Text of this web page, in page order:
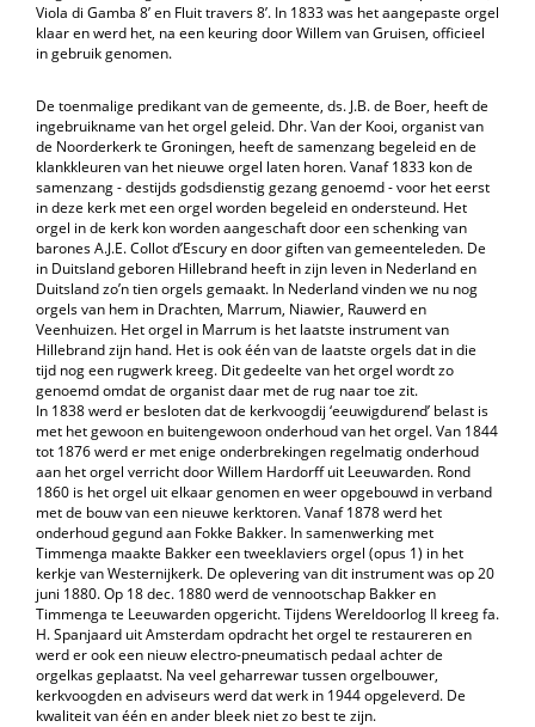
Viola di Gamba 8’ en Fluit travers 8’. In 1833 was het aangepaste orgel
klaar en werd het, na een keuring door Willem van Gruisen, officieel
in gebruik genomen.
De toenmalige predikant van de gemeente, ds. J.B. de Boer, heeft de
ingebruikname van het orgel geleid. Dhr. Van der Kooi, organist van
de Noorderkerk te Groningen, heeft de samenzang begeleid en de
klankkleuren van het nieuwe orgel laten horen. Vanaf 1833 kon de
samenzang - destijds godsdienstig gezang genoemd - voor het eerst
in deze kerk met een orgel worden begeleid en ondersteund. Het
orgel in de kerk kon worden aangeschaft door een schenking van
barones A.J.E. Collot d’Escury en door giften van gemeenteleden. De
in Duitsland geboren Hillebrand heeft in zijn leven in Nederland en
Duitsland zo’n tien orgels gemaakt. In Nederland vinden we nu nog
orgels van hem in Drachten, Marrum, Niawier, Rauwerd en
Veenhuizen. Het orgel in Marrum is het laatste instrument van
Hillebrand zijn hand. Het is ook één van de laatste orgels dat in die
tijd nog een rugwerk kreeg. Dit gedeelte van het orgel wordt zo
genoemd omdat de organist daar met de rug naar toe zit.
In 1838 werd er besloten dat de kerkvoogdij ‘eeuwigdurend’ belast is
met het gewoon en buitengewoon onderhoud van het orgel. Van 1844
tot 1876 werd er met enige onderbrekingen regelmatig onderhoud
aan het orgel verricht door Willem Hardorff uit Leeuwarden. Rond
1860 is het orgel uit elkaar genomen en weer opgebouwd in verband
met de bouw van een nieuwe kerktoren. Vanaf 1878 werd het
onderhoud gegund aan Fokke Bakker. In samenwerking met
Timmenga maakte Bakker een tweeklaviers orgel (opus 1) in het
kerkje van Westernijkerk. De oplevering van dit instrument was op 20
juni 1880. Op 18 dec. 1880 werd de vennootschap Bakker en
Timmenga te Leeuwarden opgericht. Tijdens Wereldoorlog II kreeg fa.
H. Spanjaard uit Amsterdam opdracht het orgel te restaureren en
werd er ook een nieuw electro-pneumatisch pedaal achter de
orgelkas geplaatst. Na veel geharrewar tussen orgelbouwer,
kerkvoogden en adviseurs werd dat werk in 1944 opgeleverd. De
kwaliteit van één en ander bleek niet zo best te zijn.